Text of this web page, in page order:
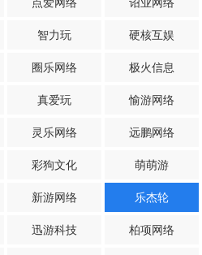
智力玩 硬核互娱
圈乐网络 极火信息
真爱玩 愉游网络
灵乐网络 远鹏网络
彩狗文化 萌萌游
新游网络 乐杰轮
迅游科技 柏项网络